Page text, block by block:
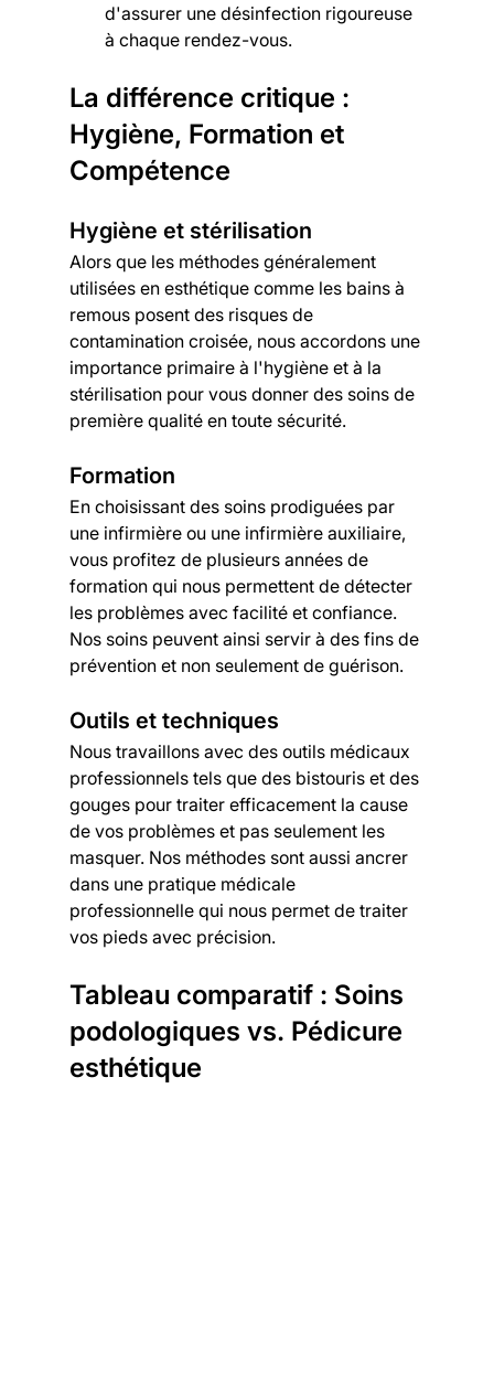
d'assurer une désinfection rigoureuse
à chaque rendez-vous.
La différence critique :
Hygiène, Formation et
Compétence
Hygiène et stérilisation
Alors que les méthodes généralement
utilisées en esthétique comme les bains à
remous posent des risques de
contamination croisée, nous accordons une
importance primaire à l'hygiène et à la
stérilisation pour vous donner des soins de
première qualité en toute sécurité.
Formation
En choisissant des soins prodiguées par
une infirmière ou une infirmière auxiliaire,
vous profitez de plusieurs années de
formation qui nous permettent de détecter
les problèmes avec facilité et confiance.
Nos soins peuvent ainsi servir à des fins de
prévention et non seulement de guérison.
Outils et techniques
Nous travaillons avec des outils médicaux
professionnels tels que des bistouris et des
gouges pour traiter efficacement la cause
de vos problèmes et pas seulement les
masquer. Nos méthodes sont aussi ancrer
dans une pratique médicale
professionnelle qui nous permet de traiter
vos pieds avec précision.
Tableau comparatif : Soins
podologiques vs. Pédicure
esthétique